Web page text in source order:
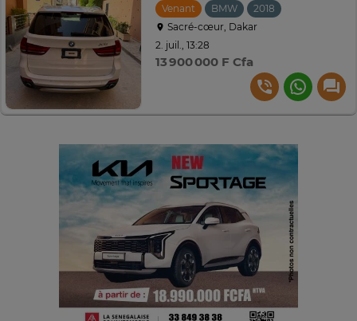
Venant BMW 2018
Sacré-cœur, Dakar
2. juil., 13:28
13 900 000 F Cfa